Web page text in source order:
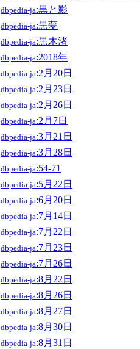
dbpedia-ja:黒と影
dbpedia-ja:黒夢
dbpedia-ja:黒木渚
dbpedia-ja:2018年
dbpedia-ja:2月20日
dbpedia-ja:2月23日
dbpedia-ja:2月26日
dbpedia-ja:2月7日
dbpedia-ja:3月21日
dbpedia-ja:3月28日
dbpedia-ja:54-71
dbpedia-ja:5月22日
dbpedia-ja:6月20日
dbpedia-ja:7月14日
dbpedia-ja:7月22日
dbpedia-ja:7月23日
dbpedia-ja:7月26日
dbpedia-ja:8月22日
dbpedia-ja:8月26日
dbpedia-ja:8月27日
dbpedia-ja:8月30日
dbpedia-ja:8月31日